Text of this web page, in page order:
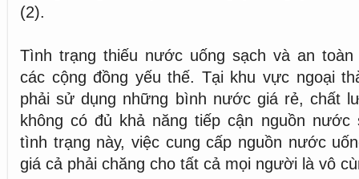
(2).
Tình trạng thiếu nước uống sạch và an
các cộng đồng yếu thế. Tại khu vực ngoại
phải sử dụng những bình nước giá rẻ, chất
không có đủ khả năng tiếp cận nguồn nước
tình trạng này, việc cung cấp nguồn nước
giá cả phải chăng cho tất cả mọi người là vô